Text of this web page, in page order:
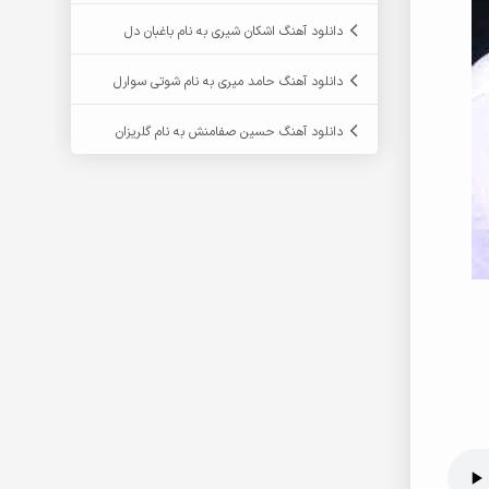
دانلود آهنگ اشکان شیری به نام باغبان دل
دانلود آهنگ حامد میری به نام شوتی سوارل
دانلود آهنگ حسین صفامنش به نام گلریزان